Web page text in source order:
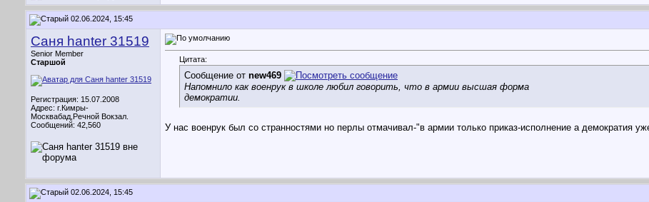
02.06.2024, 15:45
Саня hanter 31519
Senior Member
Старшой
Регистрация: 15.07.2008
Адрес: г.Кимры-
Москвабад,Речной Вокзал.
Сообщений: 42,560
Цитата:
Сообщение от new469
Напомнило как военрук в школе любил говорить, что в армии высшая форма
демократии.
У нас военрук был со странностями но перлы отмачивал-"в армии только приказ-исполнение а демократия
02.06.2024, 15:45